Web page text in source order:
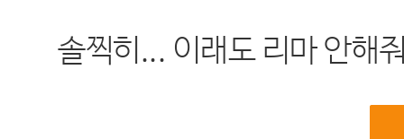
솔찍히... 이래도 리마 안해